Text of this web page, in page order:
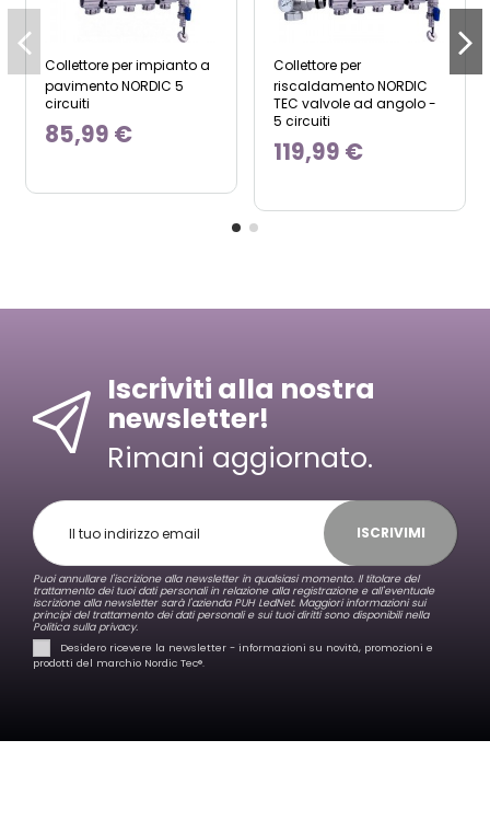
Collettore per impianto a
pavimento NORDIC 5
circuiti
85,99 €
Collettore per
riscaldamento NORDIC
TEC valvole ad angolo -
5 circuiti
119,99 €
Iscriviti alla nostra
newsletter!
Rimani aggiornato.
ISCRIVIMI
Puoi annullare l'iscrizione alla newsletter in qualsiasi momento. Il titolare del
trattamento dei tuoi dati personali in relazione alla registrazione e all'eventuale
iscrizione alla newsletter sarà l'azienda PUH LedNet. Maggiori informazioni sui
principi del trattamento dei dati personali e sui tuoi diritti sono disponibili nella
Politica sulla privacy.
Desidero ricevere la newsletter - informazioni su novità, promozioni e
prodotti del marchio Nordic Tec®️.